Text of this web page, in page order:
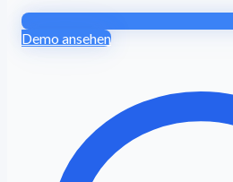
Demo ansehen